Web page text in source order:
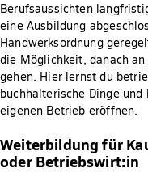
Berufsaussichten
eine Ausbildung
Handwerksordnung
die Möglichkeit, danach
gehen. Hier lernst du
buchhalterische Dinge
eigenen Betrieb eröffnen.
Weiterbildung für
oder Betriebswirt:in